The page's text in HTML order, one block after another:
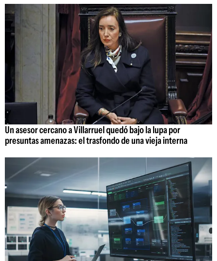
Un asesor cercano a Villarruel quedó bajo la lupa por
presuntas amenazas: el trasfondo de una vieja interna